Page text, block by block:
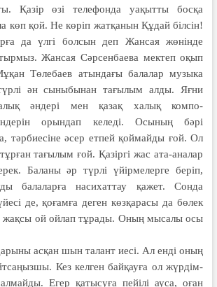
Қазір өзі телефонда уақытты босқа
көп қой. Не көріп жатқанын Құдай білсін!
да үлгі болсын деп Жансая жөнінде
Жансая Сәрсенбаева мектеп оқып
Төлебаев атындағы балалар музыка
ән сыныбынан тағылым алды. Яғни
әндері мен қазақ халық компо­
орындап келеді. Осының бәрі
тәрбиесіне әсер етпей қоймайды ғой. Ол
тағылым ғой. Қазіргі жас ата-аналар
Баланы әр түрлі үйірмелерге беріп,
балаларға насихаттау қажет. Сонда
де, қоғамға деген көзқарасы да бөлек
ой ойлап тұрады. Оның мысалы осы
асқан шын талант иесі. Ал енді оның
Кез келген байқауға ол жүрдім-
Егер қатысуға пейілі ауса, оған